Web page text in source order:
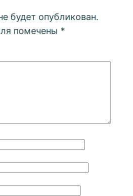
будет опубликован.
помечены *